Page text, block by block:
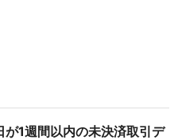
1週間以内の未決済取引デ